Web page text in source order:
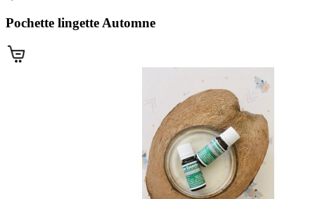
Pochette lingette Automne